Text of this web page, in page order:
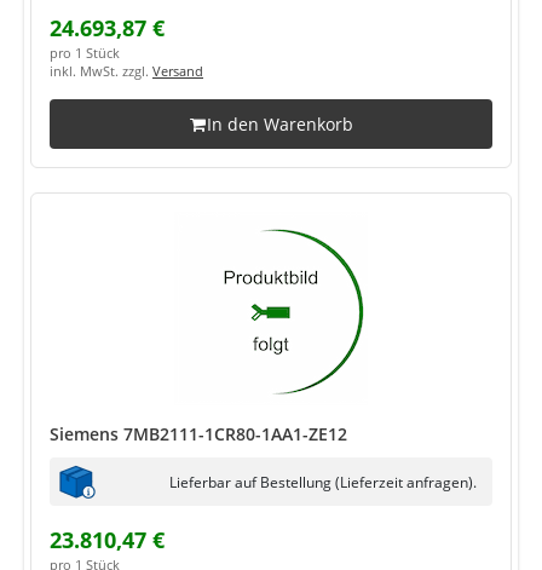
24.693,87 €
pro 1 Stück
inkl. MwSt. zzgl. Versand
In den Warenkorb
Siemens 7MB2111-1CR80-1AA1-ZE12
Lieferbar auf Bestellung (Lieferzeit anfragen).
23.810,47 €
pro 1 Stück